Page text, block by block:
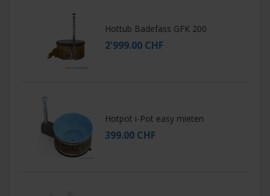
Hottub Badefass GFK 200
2'999.00 CHF
Hotpot i-Pot easy mieten
399.00 CHF